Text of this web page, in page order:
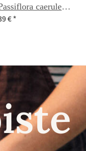
caerulea)
€*